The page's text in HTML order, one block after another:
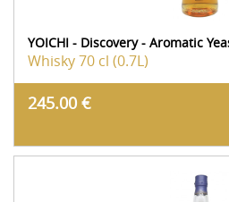
YOICHI - Discovery - Aromatic
Whisky70 cl (0.7L)
245.00 €